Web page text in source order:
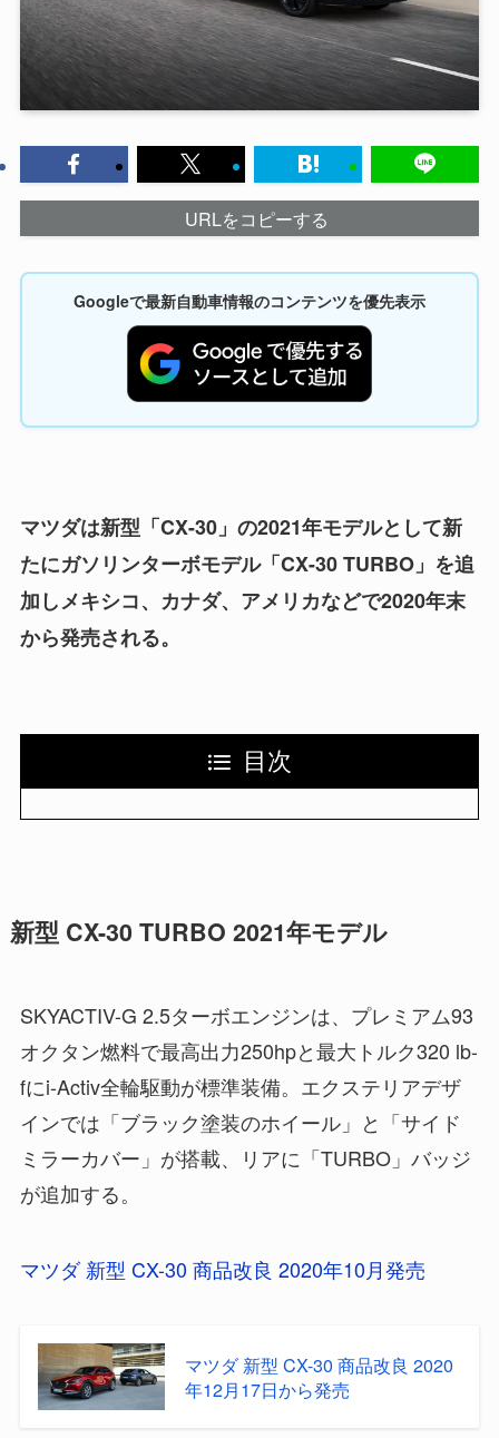
URLをコピーする
Googleで最新自動車情報のコンテンツを優先表示
マツダは新型「CX-30」の2021年モデルとして新
たにガソリンターボモデル「CX-30 TURBO」を追
加しメキシコ、カナダ、アメリカなどで2020年末
から発売される。
目次
新型 CX-30 TURBO 2021年モデル
SKYACTIV-G 2.5ターボエンジンは、プレミアム93
オクタン燃料で最高出力250hpと最大トルク320 lb-
fにi-Activ全輪駆動が標準装備。エクステリアデザ
インでは「ブラック塗装のホイール」と「サイド
ミラーカバー」が搭載、リアに「TURBO」バッジ
が追加する。
マツダ 新型 CX-30 商品改良 2020年10月発売
マツダ 新型 CX-30 商品改良 2020
年12月17日から発売